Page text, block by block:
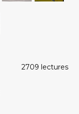
2709 lectures